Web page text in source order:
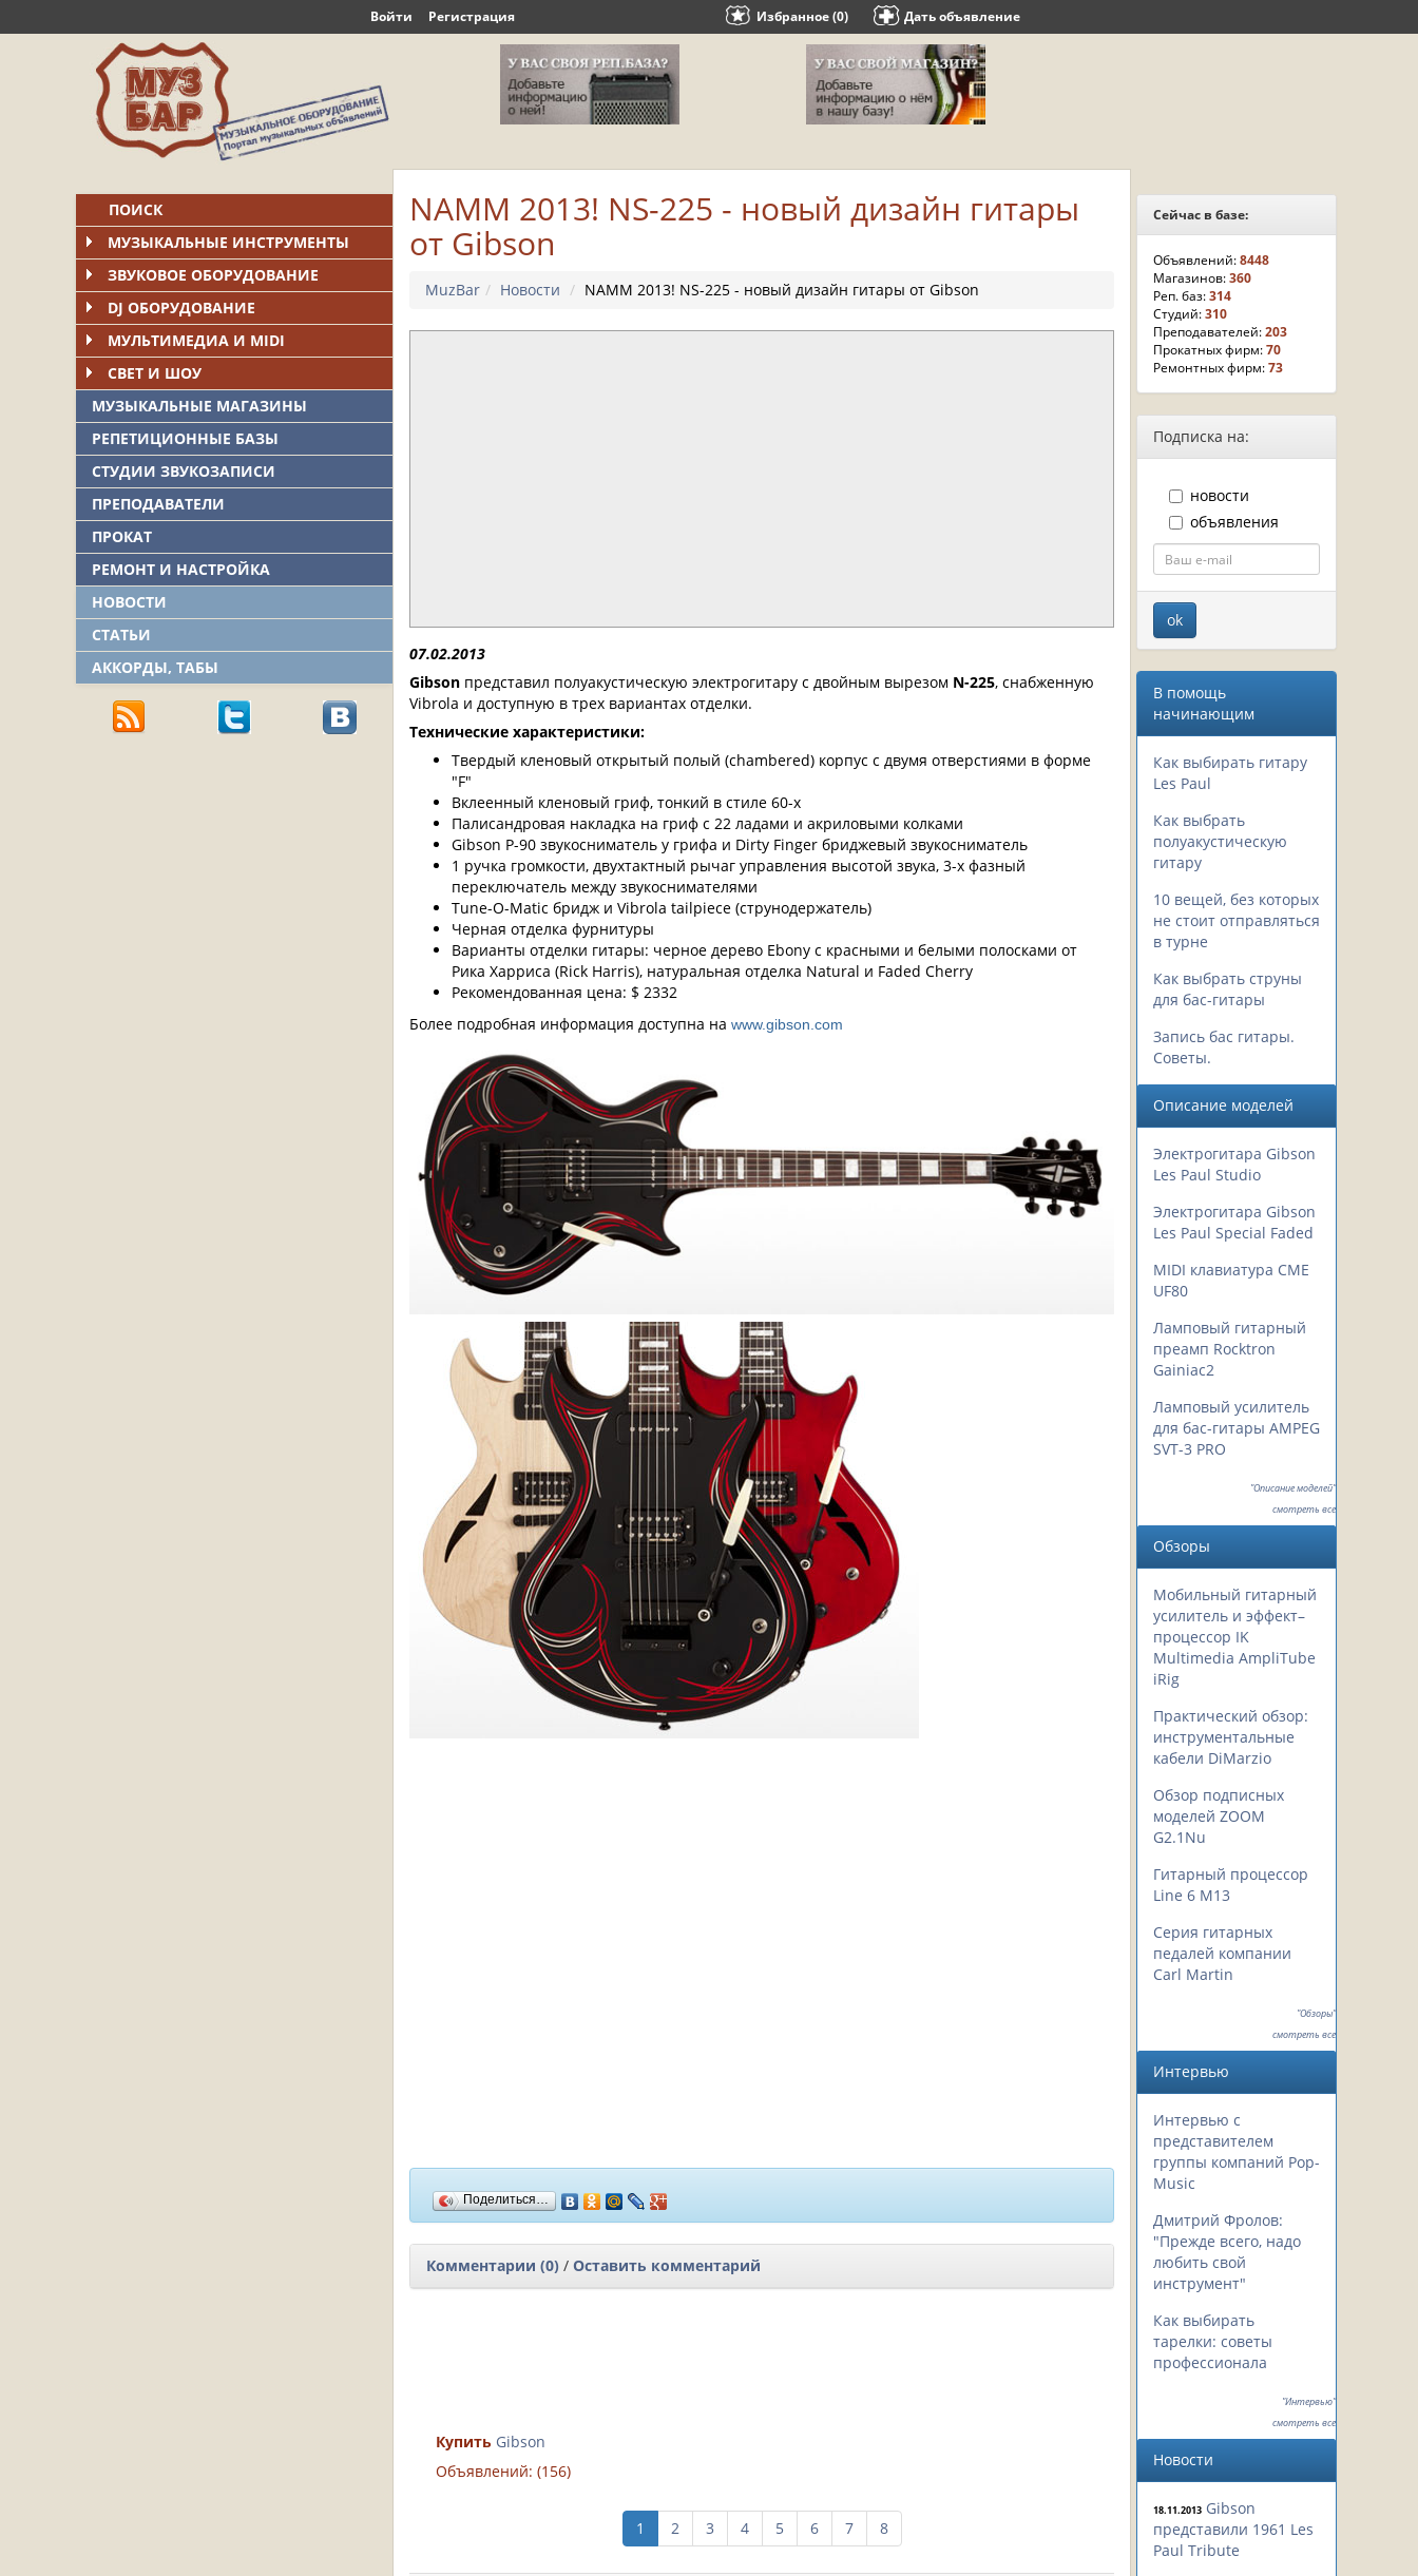
Войти Регистрация Избранное (0) Дать объявление
ПОИСК
МУЗЫКАЛЬНЫЕ ИНСТРУМЕНТЫ
ЗВУКОВОЕ ОБОРУДОВАНИЕ
DJ ОБОРУДОВАНИЕ
МУЛЬТИМЕДИА И MIDI
СВЕТ И ШОУ
МУЗЫКАЛЬНЫЕ МАГАЗИНЫ
РЕПЕТИЦИОННЫЕ БАЗЫ
СТУДИИ ЗВУКОЗАПИСИ
ПРЕПОДАВАТЕЛИ
ПРОКАТ
РЕМОНТ И НАСТРОЙКА
НОВОСТИ
СТАТЬИ
АККОРДЫ, ТАБЫ
NAMM 2013! NS-225 - новый дизайн гитары
от Gibson
MuzBar Новости NAMM 2013! NS-225 - новый дизайн гитары от Gibson
07.02.2013
Gibson представил полуакустическую электрогитару с двойным вырезом N-225, снабженную
Vibrola и доступную в трех вариантах отделки.
Технические характеристики:
Твердый кленовый открытый полый (chambered) корпус с двумя отверстиями в форме
"F"
Вклеенный кленовый гриф, тонкий в стиле 60-х
Палисандровая накладка на гриф с 22 ладами и акриловыми колками
Gibson P-90 звукосниматель у грифа и Dirty Finger бриджевый звукосниматель
1 ручка громкости, двухтактный рычаг управления высотой звука, 3-х фазный
переключатель между звукоснимателями
Tune-O-Matic бридж и Vibrola tailpiece (струнодержатель)
Черная отделка фурнитуры
Варианты отделки гитары: черное дерево Ebony с красными и белыми полосками от
Рика Харриса (Rick Harris), натуральная отделка Natural и Faded Cherry
Рекомендованная цена: $ 2332
Более подробная информация доступна на www.gibson.com
Поделиться…
Комментарии (0) / Оставить комментарий
Купить Gibson
Объявлений: (156)
1 2 3 4 5 6 7 8
Сейчас в базе:
Объявлений:8448
Магазинов:360
Реп. баз:314
Студий:310
Преподавателей:203
Прокатных фирм:70
Ремонтных фирм:73
Подписка на:
новости
объявления
В помощь
начинающим
Как выбирать гитару
Les Paul
Как выбрать
полуакустическую
гитару
10 вещей, без которых
не стоит отправляться
в турне
Как выбрать струны
для бас-гитары
Запись бас гитары.
Советы.
Описание моделей
Электрогитара Gibson
Les Paul Studio
Электрогитара Gibson
Les Paul Special Faded
MIDI клавиатура CME
UF80
Ламповый гитарный
преамп Rocktron
Gainiac2
Ламповый усилитель
для бас-гитары AMPEG
SVT-3 PRO
"Описание моделей"
смотреть все
Обзоры
Мобильный гитарный
усилитель и эффект–
процессор IK
Multimedia AmpliTube
iRig
Практический обзор:
инструментальные
кабели DiMarzio
Обзор подписных
моделей ZOOM
G2.1Nu
Гитарный процессор
Line 6 M13
Серия гитарных
педалей компании
Carl Martin
"Обзоры"
смотреть все
Интервью
Интервью с
представителем
группы компаний Pop-
Music
Дмитрий Фролов:
"Прежде всего, надо
любить свой
инструмент"
Как выбирать
тарелки: советы
профессионала
"Интервью"
смотреть все
Новости
18.11.2013 Gibson
представили 1961 Les
Paul Tribute